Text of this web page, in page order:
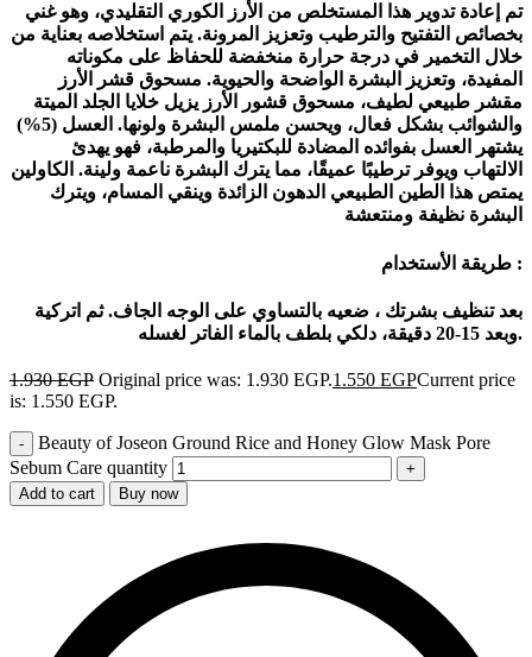
تم إعادة تدوير هذا المستخلص من الأرز الكوري التقليدي، وهو غني
بخصائص التفتيح والترطيب وتعزيز المرونة. يتم استخلاصه بعناية من
خلال التخمير في درجة حرارة منخفضة للحفاظ على مكوناته
المفيدة، وتعزيز البشرة الواضحة والحيوية. مسحوق قشر الأرز
مقشر طبيعي لطيف، مسحوق قشور الأرز يزيل خلايا الجلد الميتة
والشوائب بشكل فعال، ويحسن ملمس البشرة ولونها. العسل (5%)
يشتهر العسل بفوائده المضادة للبكتيريا والمرطبة، فهو يهدئ
الالتهاب ويوفر ترطيبًا عميقًا، مما يترك البشرة ناعمة ولينة. الكاولين
يمتص هذا الطين الطبيعي الدهون الزائدة وينقي المسام، ويترك
البشرة نظيفة ومنتعشة
طريقة الأستخدام :
بعد تنظيف بشرتك ، ضعيه بالتساوي على الوجه الجاف. ثم اتركية
وبعد 15-20 دقيقة، دلكي بلطف بالماء الفاتر لغسله.
1.930EGP Original price was: 1.930 EGP.1.550 EGPCurrent price
is: 1.550 EGP.
Beauty of Joseon Ground Rice and Honey Glow Mask Pore
Sebum Care quantity
Add to cart Buy now